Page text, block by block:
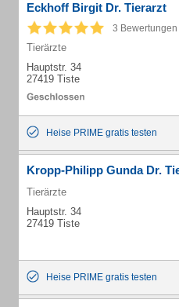
Eckhoff Birgit Dr. Tierarzt
3 Bewertungen
Tierärzte
Hauptstr. 34
27419 Tiste
Heise PRIME gratis testen
Kropp-Philipp Gunda Dr.
Tierärzte
Hauptstr. 34
27419 Tiste
Heise PRIME gratis testen